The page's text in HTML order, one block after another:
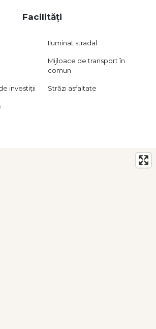
Facilități
Iluminat stradal
Mijloace de transport în
comun
investiții Străzi asfaltate